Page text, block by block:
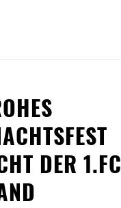
DER 1.FC